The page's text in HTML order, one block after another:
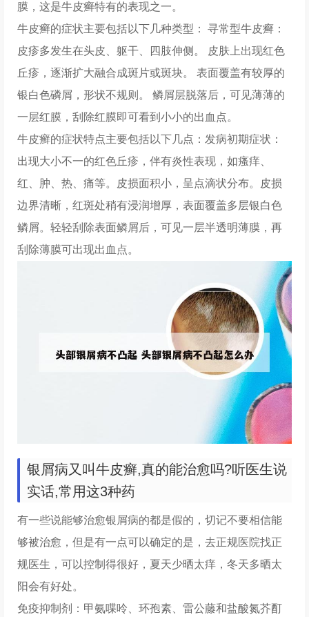
膜，这是牛皮癣特有的表现之一。
牛皮癣的症状主要包括以下几种类型： 寻常型牛皮癣：
皮疹多发生在头皮、躯干、四肢伸侧。 皮肤上出现红色
丘疹，逐渐扩大融合成斑片或斑块。 表面覆盖有较厚的
银白色磷屑，形状不规则。 鳞屑层脱落后，可见薄薄的
一层红膜，刮除红膜即可看到小小的出血点。
牛皮癣的症状特点主要包括以下几点：发病初期症状：
出现大小不一的红色丘疹，伴有炎性表现，如瘙痒、
红、肿、热、痛等。皮损面积小，呈点滴状分布。皮损
边界清晰，红斑处稍有浸润增厚，表面覆盖多层银白色
鳞屑。轻轻刮除表面鳞屑后，可见一层半透明薄膜，再
刮除薄膜可出现出血点。
银屑病又叫牛皮癣,真的能治愈吗?听医生说
实话,常用这3种药
有一些说能够治愈银屑病的都是假的，切记不要相信能
够被治愈，但是有一点可以确定的是，去正规医院找正
规医生，可以控制得很好，夏天少晒太痒，冬天多晒太
阳会有好处。
免疫抑制剂：甲氨喋呤、环孢素、雷公藤和盐酸氮芥酊